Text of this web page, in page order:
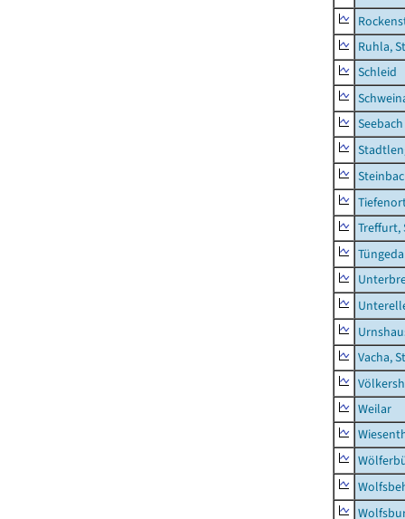
Ruhla,
Schleid
Seebach
Treffurt,
Tüngeda
Vacha,
Weilar